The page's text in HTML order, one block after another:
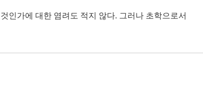
인가에 대한 염려도 적지 않다. 그러나 초학으로서